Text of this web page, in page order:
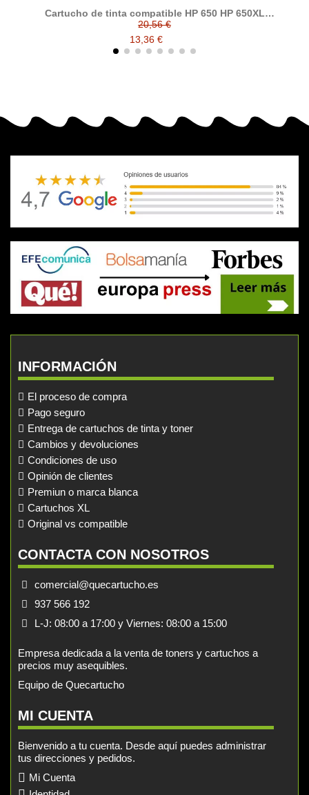
Cartucho de tinta compatible HP 650 HP 650XL
CZ101AE CZ102AE HP650 HP650XL
20,56 €
13,36 €
INFORMACIÓN
El proceso de compra
Pago seguro
Entrega de cartuchos de tinta y toner
Cambios y devoluciones
Condiciones de uso
Opinión de clientes
Premiun o marca blanca
Cartuchos XL
Original vs compatible
CONTACTA CON NOSOTROS
comercial@quecartucho.es
937 566 192
L-J: 08:00 a 17:00 y Viernes: 08:00 a 15:00
Empresa dedicada a la venta de toners y cartuchos a
precios muy asequibles.
Equipo de Quecartucho
MI CUENTA
Bienvenido a tu cuenta. Desde aquí puedes administrar
tus direcciones y pedidos.
Mi Cuenta